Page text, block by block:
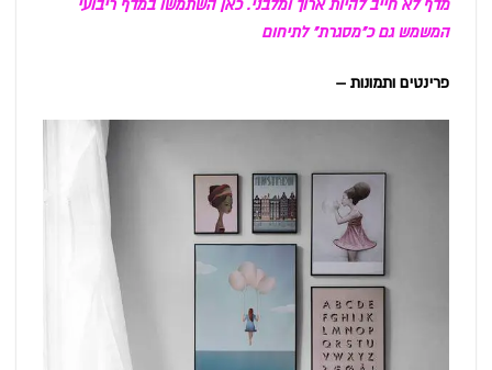
מדף לא חייב להיות ארוך ומלבני. כאן השתמשו במדף ריבועי
המשמש גם כ"מסגרת" לתיחום
פרינטים ותמונות –